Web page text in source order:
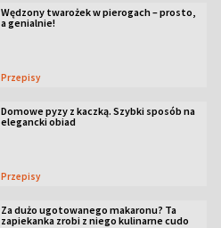
Wędzony twarożek w pierogach – prosto,
a genialnie!
Przepisy
Domowe pyzy z kaczką. Szybki sposób na
elegancki obiad
Przepisy
Za dużo ugotowanego makaronu? Ta
zapiekanka zrobi z niego kulinarne cudo